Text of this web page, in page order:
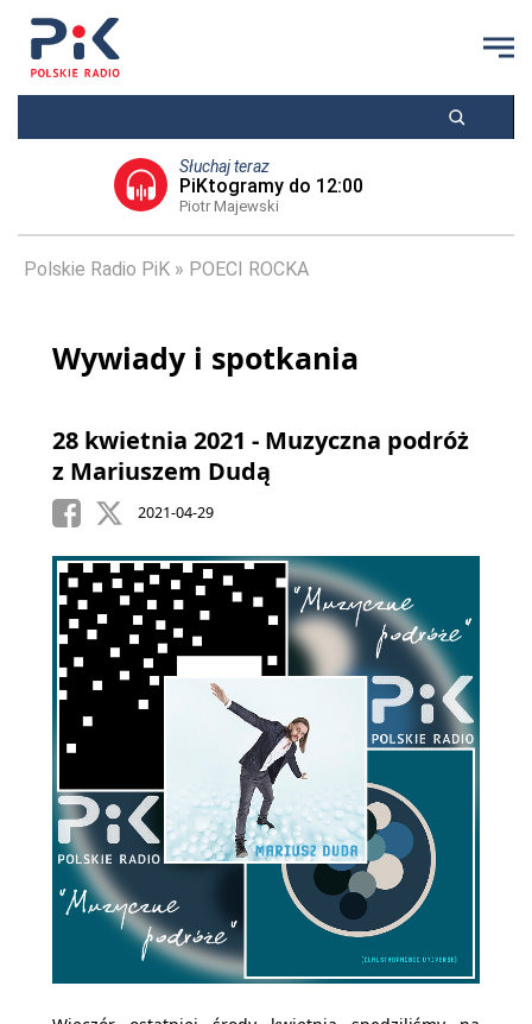
Słuchaj teraz
PiKtogramy do 12:00
Piotr Majewski
Polskie Radio PiK POECI ROCKA
Wywiady i spotkania
28 kwietnia 2021 - Muzyczna podróż
z Mariuszem Dudą
2021-04-29